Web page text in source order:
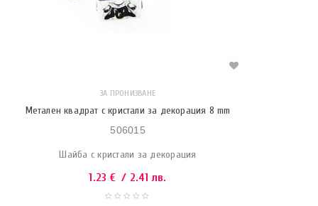
ЗА ПРОНИЗВАНЕ
Метален квадрат с кристали за декорация 8 mm
506015
Шайба с кристали за декорация
1.23 € / 2.41 лв.